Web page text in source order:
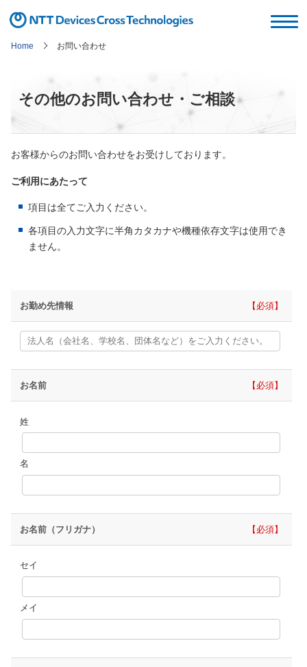
ページの先頭へ
Home お問い合わせ
その他のお問い合わせ・ご相談
お客様からのお問い合わせをお受けしております。
ご利用にあたって
項目は全てご入力ください。
各項目の入力文字に半角カタカナや機種依存文字は使用でき
ません。
お勤め先情報 必須
お名前 必須
姓
名
お名前（フリガナ） 必須
セイ
メイ